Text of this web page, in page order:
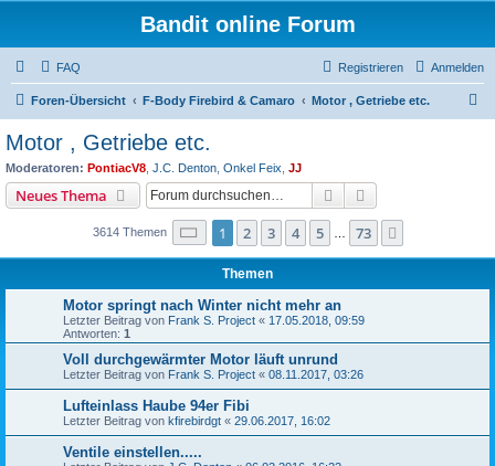
Bandit online Forum
FAQ Anmelden
Registrieren
Foren-Übersicht F-Body Firebird & Camaro Motor , Getriebe etc.
Motor , Getriebe etc.
Moderatoren: PontiacV8 J.C. Denton Onkel Feix JJ
Neues Thema Suche
3614 Themen Seite 1von 73
1 2 3 4 5 73
Themen
Motor springt nach Winter nicht mehr an
Letzter Beitrag von Frank S. Project « 17.05.2018, 09:59
Antworten: 1
Voll durchgewärmter Motor läuft unrund
Letzter Beitrag von Frank S. Project « 08.11.2017, 03:26
Lufteinlass Haube 94er Fibi
Letzter Beitrag von kfirebirdgt « 29.06.2017, 16:02
Ventile einstellen.....